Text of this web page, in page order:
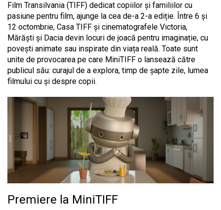
Film Transilvania (TIFF) dedicat copiilor și familiilor cu
pasiune pentru film, ajunge la cea de-a 2-a ediție. Între 6 și
12 octombrie, Casa TIFF și cinematografele Victoria,
Mărăști și Dacia devin locuri de joacă pentru imaginație, cu
povești animate sau inspirate din viața reală. Toate sunt
unite de provocarea pe care MiniTIFF o lansează către
publicul său: curajul de a explora, timp de șapte zile, lumea
filmului cu și despre copii.
Premiere la MiniTIFF